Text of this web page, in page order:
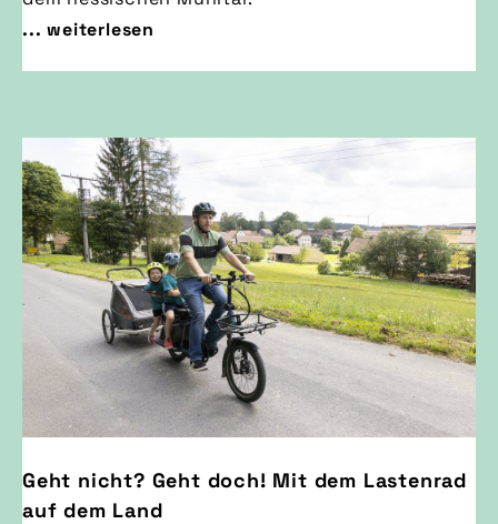
... weiterlesen
Geht nicht? Geht doch! Mit dem Lastenrad
auf dem Land